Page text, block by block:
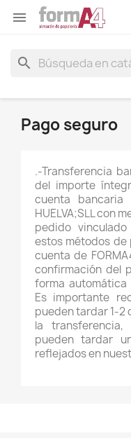

search
Pago seguro
.-Transferencia
del importe
cuenta bancaria
HUELVA;SLL con
pedido
estos métodos de
cuenta de
confirmación del
forma
Es importante
pueden tardar 1-2
la
pueden tardar
reflejados en